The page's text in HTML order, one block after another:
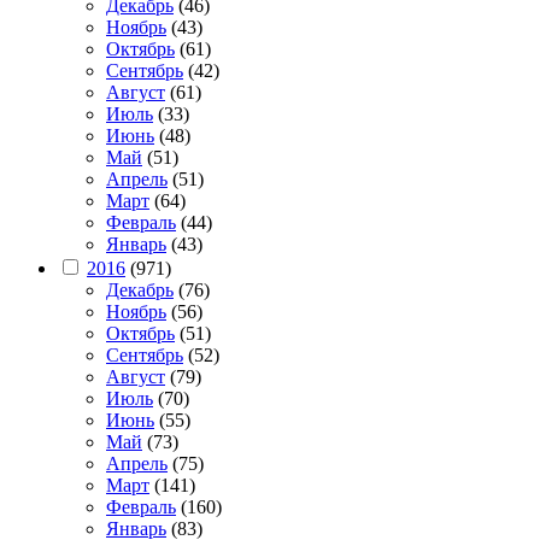
Декабрь (46)
Ноябрь (43)
Октябрь (61)
Сентябрь (42)
Август (61)
Июль (33)
Июнь (48)
Май (51)
Апрель (51)
Март (64)
Февраль (44)
Январь (43)
2016 (971)
Декабрь (76)
Ноябрь (56)
Октябрь (51)
Сентябрь (52)
Август (79)
Июль (70)
Июнь (55)
Май (73)
Апрель (75)
Март (141)
Февраль (160)
Январь (83)